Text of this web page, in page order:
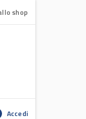
shop
Accedi